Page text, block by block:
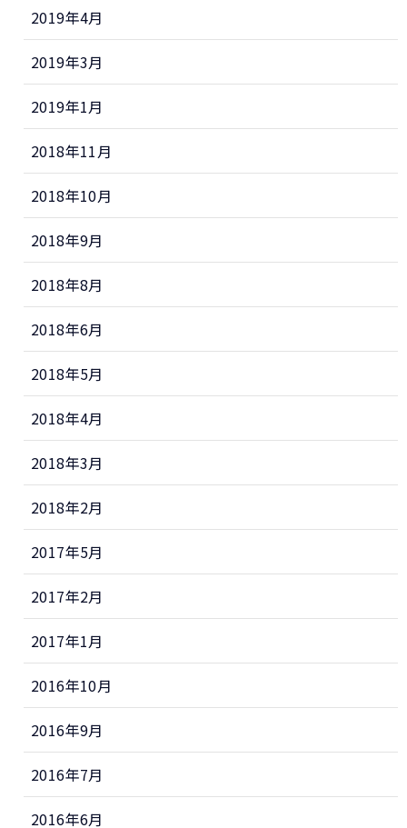
2019年4月
2019年3月
2019年1月
2018年11月
2018年10月
2018年9月
2018年8月
2018年6月
2018年5月
2018年4月
2018年3月
2018年2月
2017年5月
2017年2月
2017年1月
2016年10月
2016年9月
2016年7月
2016年6月